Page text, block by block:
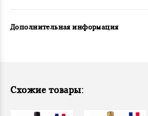
Дополнительная информация
Схожие товары: